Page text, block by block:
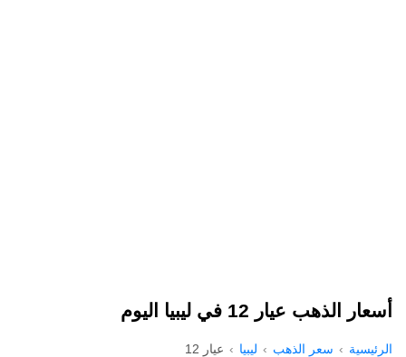
أسعار الذهب عيار 12 في ليبيا اليوم
الرئيسية سعر الذهب ليبيا عيار 12